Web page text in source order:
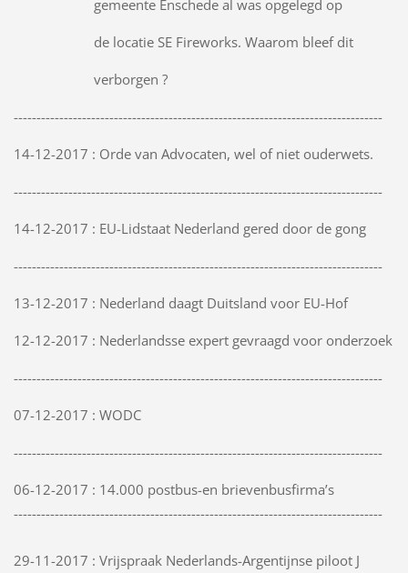
gemeente Enschede al was opgelegd op
de locatie SE Fireworks. Waarom bleef dit
verborgen ?
---------------------------------------------------------------------------------
14-12-2017 : Orde van Advocaten, wel of niet ouderwets.
---------------------------------------------------------------------------------
14-12-2017 : EU-Lidstaat Nederland gered door de gong
---------------------------------------------------------------------------------
13-12-2017 : Nederland daagt Duitsland voor EU-Hof
12-12-2017 : Nederlandsse expert gevraagd voor onderzoek
---------------------------------------------------------------------------------
07-12-2017 : WODC
---------------------------------------------------------------------------------
06-12-2017 : 14.000 postbus-en brievenbusfirma’s
---------------------------------------------------------------------------------
29-11-2017 : Vrijspraak Nederlands-Argentijnse piloot J